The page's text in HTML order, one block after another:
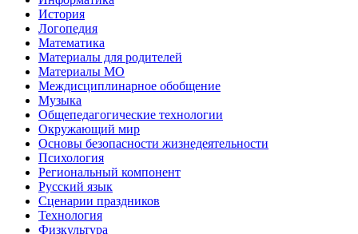
История
Логопедия
Математика
Материалы для родителей
Материалы МО
Междисциплинарное обобщение
Музыка
Общепедагогические технологии
Окружающий мир
Основы безопасности жизнедеятельности
Психология
Региональный компонент
Русский язык
Сценарии праздников
Технология
Физкультура